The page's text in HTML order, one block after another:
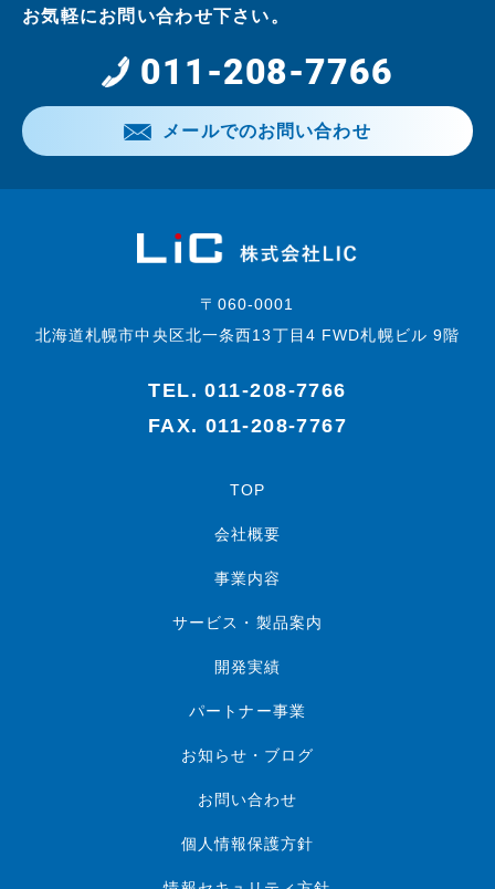
お気軽にお問い合わせ下さい。
011-208-7766
メールでのお問い合わせ
〒060-0001
北海道札幌市中央区北一条西13丁目4 FWD札幌ビル 9階
TEL.011-208-7766
FAX. 011-208-7767
TOP
会社概要
事業内容
サービス・製品案内
開発実績
パートナー事業
お知らせ・ブログ
お問い合わせ
個人情報保護方針